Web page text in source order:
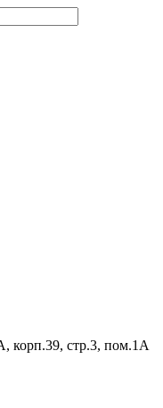
корп.39, стр.3, пом.1А